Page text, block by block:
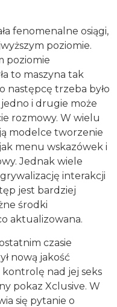
fenomenalne osiągi,
poziomie.
poziomie
to maszyna tak
następcę trzeba było
i drugie może
rozmowy. W wielu
modelce tworzenie
menu wskazówek i
Jednak wiele
interakcji
jest bardziej
środki
aktualizowana.
czasie
nową jakość
nad jej seks
pokaz Xclusive. W
się pytanie o